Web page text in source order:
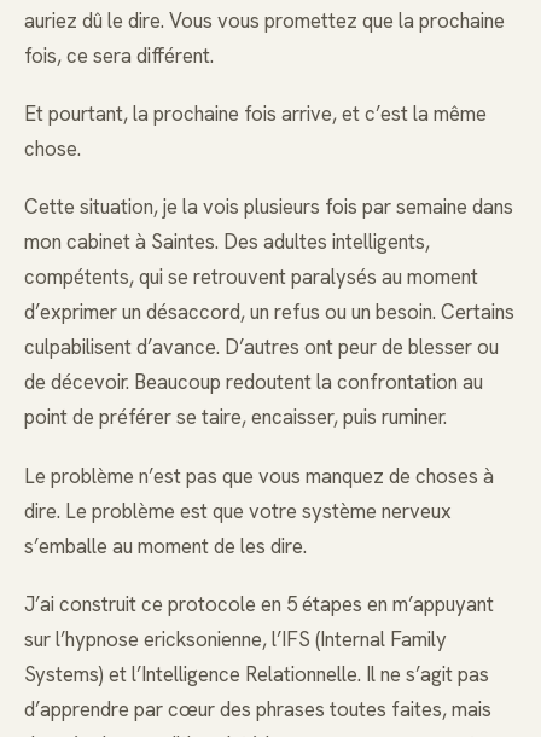
auriez dû le dire. Vous vous promettez que la prochaine
fois, ce sera différent.
Et pourtant, la prochaine fois arrive, et c’est la même
chose.
Cette situation, je la vois plusieurs fois par semaine dans
mon cabinet à Saintes. Des adultes intelligents,
compétents, qui se retrouvent paralysés au moment
d’exprimer un désaccord, un refus ou un besoin. Certains
culpabilisent d’avance. D’autres ont peur de blesser ou
de décevoir. Beaucoup redoutent la confrontation au
point de préférer se taire, encaisser, puis ruminer.
Le problème n’est pas que vous manquez de choses à
dire. Le problème est que votre système nerveux
s’emballe au moment de les dire.
J’ai construit ce protocole en 5 étapes en m’appuyant
sur l’hypnose ericksonienne, l’IFS (Internal Family
Systems) et l’Intelligence Relationnelle. Il ne s’agit pas
d’apprendre par cœur des phrases toutes faites, mais